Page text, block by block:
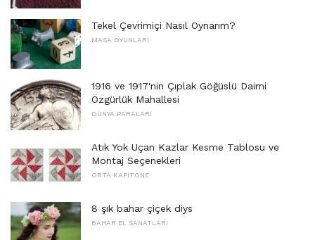
Tekel Çevrimiçi Nasıl Oynarım?
MASA OYUNLARI
1916 ve 1917'nin Çıplak Göğüslü Daimi
Özgürlük Mahallesi
DÜNYA PARALARI
Atık Yok Uçan Kazlar Kesme Tablosu ve
Montaj Seçenekleri
ORTA KAPITONE
8 şık bahar çiçek diys
BAHAR EL SANATLARI